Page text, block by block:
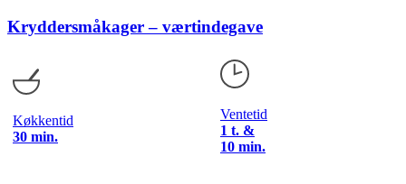
Kryddersmåkager – værtindegave
Køkkentid
30 min.
Ventetid
1 t. &
10 min.